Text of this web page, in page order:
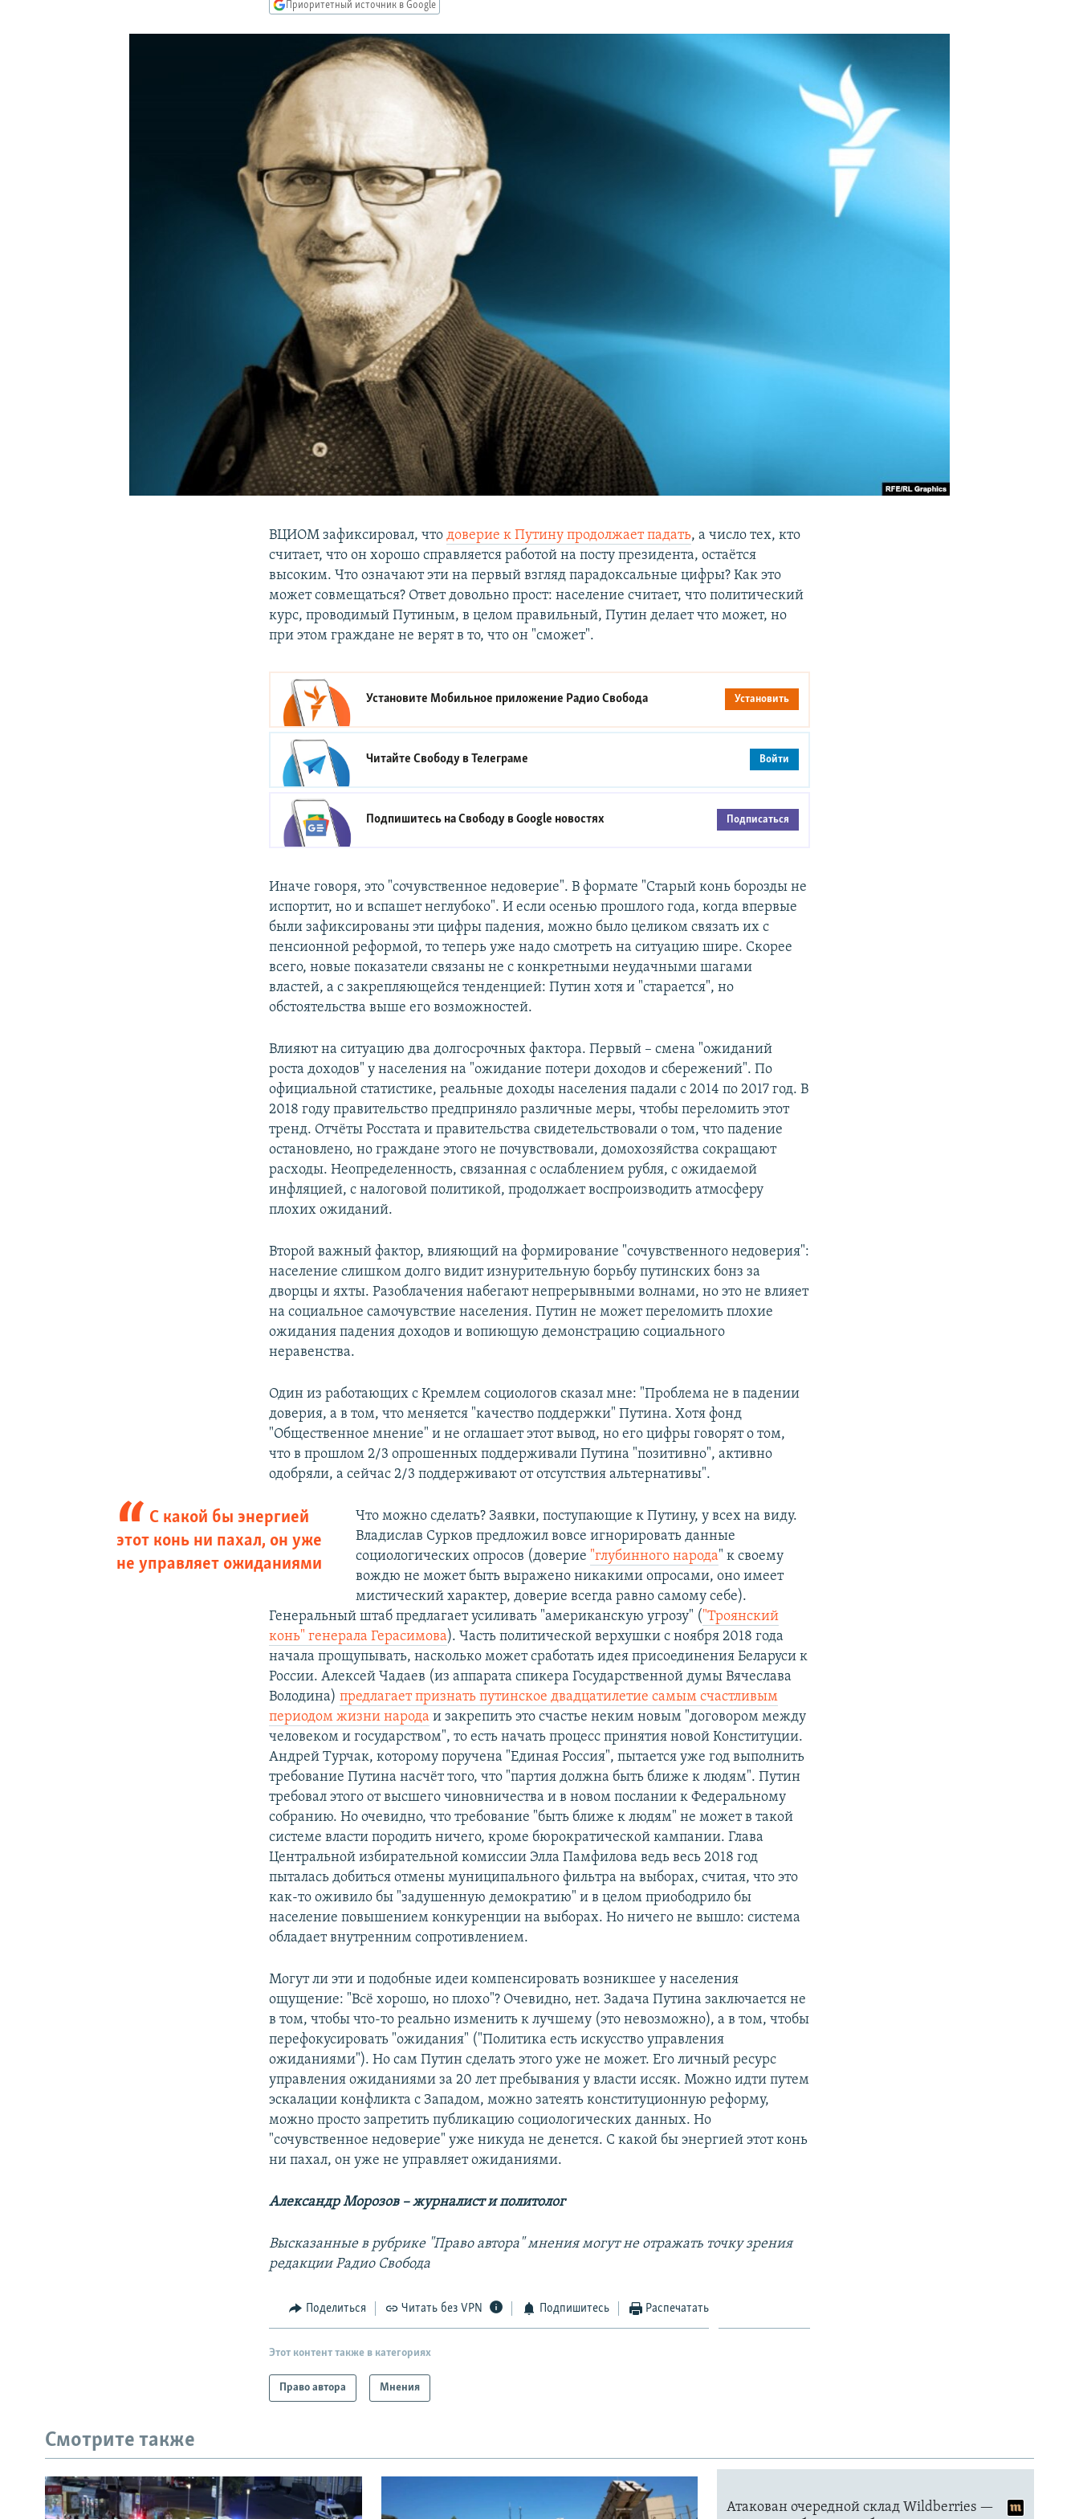
ПОДПИШИТЕСЬ НА РАССЫЛКУ
Приоритетный источник в Google
ВЦИОМ зафиксировал, чтодоверие к Путину продолжает падать, а число тех, кто
считает, что он хорошо справляется работой на посту президента, остаётся
высоким. Что означают эти на первый взгляд парадоксальные цифры? Как это
может совмещаться? Ответ довольно прост: население считает, что политический
курс, проводимый Путиным, в целом правильный, Путин делает что может, но
при этом граждане не верят в то, что он "сможет".
Установите Мобильное приложение Радио Свобода Установить
Читайте Свободу вТелеграме Войти
Подпишитесь на Свободу вGoogle новостях Подписаться
Иначе говоря, это "сочувственное недоверие". В формате "Старый конь борозды не
испортит, но и вспашет неглубоко". И если осенью прошлого года, когда впервые
были зафиксированы эти цифры падения, можно было целиком связать их с
пенсионной реформой, то теперь уже надо смотреть на ситуацию шире. Скорее
всего, новые показатели связаны не с конкретными неудачными шагами
властей, а с закрепляющейся тенденцией: Путин хотя и "старается", но
обстоятельства выше его возможностей.
Влияют на ситуацию два долгосрочных фактора. Первый – смена "ожиданий
роста доходов" у населения на "ожидание потери доходов и сбережений". По
официальной статистике, реальные доходы населения падали с 2014 по 2017 год. В
2018 году правительство предприняло различные меры, чтобы переломить этот
тренд. Отчёты Росстата и правительства свидетельствовали о том, что падение
остановлено, но граждане этого не почувствовали, домохозяйства сокращают
расходы. Неопределенность, связанная с ослаблением рубля, с ожидаемой
инфляцией, с налоговой политикой, продолжает воспроизводить атмосферу
плохих ожиданий.
Второй важный фактор, влияющий на формирование "сочувственного недоверия":
население слишком долго видит изнурительную борьбу путинских бонз за
дворцы и яхты. Разоблачения набегают непрерывными волнами, но это не влияет
на социальное самочувствие населения. Путин не может переломить плохие
ожидания падения доходов и вопиющую демонстрацию социального
неравенства.
Один из работающих с Кремлем социологов сказал мне: "Проблема не в падении
доверия, а в том, что меняется "качество поддержки" Путина. Хотя фонд
"Общественное мнение" и не оглашает этот вывод, но его цифры говорят о том,
что в прошлом 2/3 опрошенных поддерживали Путина "позитивно", активно
одобряли, а сейчас 2/3 поддерживают от отсутствия альтернативы".
С какой бы энергией
этот конь ни пахал, он уже
не управляет ожиданиями
Что можно сделать? Заявки, поступающие к Путину, у всех на виду.
Владислав Сурков предложил вовсе игнорировать данные
социологических опросов (доверие "глубинного народа" к своему
вождю не может быть выражено никакими опросами, оно имеет
мистический характер, доверие всегда равно самому себе).
Генеральный штаб предлагает усиливать "американскую угрозу" ("Троянский
конь" генерала Герасимова). Часть политической верхушки с ноября 2018 года
начала прощупывать, насколько может сработать идея присоединения Беларуси к
России. Алексей Чадаев (из аппарата спикера Государственной думы Вячеслава
Володина)предлагает признать путинское двадцатилетие самым счастливым
периодом жизни народа и закрепить это счастье неким новым "договором между
человеком и государством", то есть начать процесс принятия новой Конституции.
Андрей Турчак, которому поручена "Единая Россия", пытается уже год выполнить
требование Путина насчёт того, что "партия должна быть ближе к людям". Путин
требовал этого от высшего чиновничества и в новом послании к Федеральному
собранию. Но очевидно, что требование "быть ближе к людям" не может в такой
системе власти породить ничего, кроме бюрократической кампании. Глава
Центральной избирательной комиссии Элла Памфилова ведь весь 2018 год
пыталась добиться отмены муниципального фильтра на выборах, считая, что это
как-то оживило бы "задушенную демократию" и в целом приободрило бы
население повышением конкуренции на выборах. Но ничего не вышло: система
обладает внутренним сопротивлением.
Могут ли эти и подобные идеи компенсировать возникшее у населения
ощущение: "Всё хорошо, но плохо"? Очевидно, нет. Задача Путина заключается не
в том, чтобы что-то реально изменить к лучшему (это невозможно), а в том, чтобы
перефокусировать "ожидания" ("Политика есть искусство управления
ожиданиями"). Но сам Путин сделать этого уже не может. Его личный ресурс
управления ожиданиями за 20 лет пребывания у власти иссяк. Можно идти путем
эскалации конфликта с Западом, можно затеять конституционную реформу,
можно просто запретить публикацию социологических данных. Но
"сочувственное недоверие" уже никуда не денется. С какой бы энергией этот конь
ни пахал, он уже не управляет ожиданиями.
Александр Морозов – журналист и политолог
Высказанные в рубрике "Право автора" мнения могут не отражать точку зрения
редакции Радио Свобода
Поделиться Читать без VPN Подпишитесь Распечатать
Этот контент также в категориях
Право автора Мнения
Смотрите также